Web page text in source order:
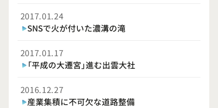
2017.01.24
SNSで火が付いた濃溝の滝
2017.01.17
「平成の大遷宮」進む出雲大社
2016.12.27
産業集積に不可欠な道路整備